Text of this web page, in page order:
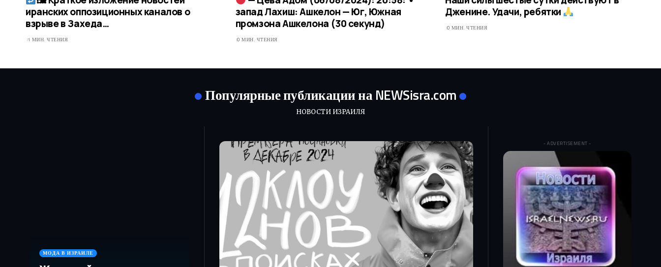
иранских оппозиционных каналов о
взрыве в Захеда…​
1 МИН. ЧТЕНИЯ
запад Лахиш: Ашкелон — Юг, Южная
промзона Ашкелона (30 секунд)
0 МИН. ЧТЕНИЯ
Дженине. Удачи, ребятки
0 МИН. ЧТЕНИЯ
Популярные публикации на NEWSisra.com
НОВОСТИ ИЗРАИЛЯ
МОДА В ИЗРАИЛЕ
- ADVERTISEMENT -